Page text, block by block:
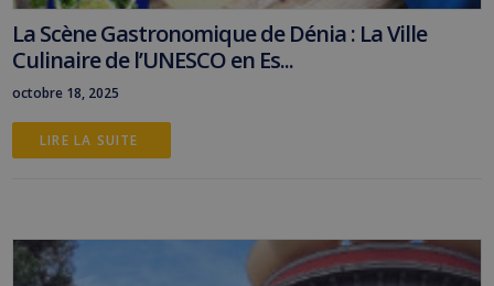
La Scène Gastronomique de Dénia : La Ville
Culinaire de l’UNESCO en Es...
octobre 18, 2025
LIRE LA SUITE